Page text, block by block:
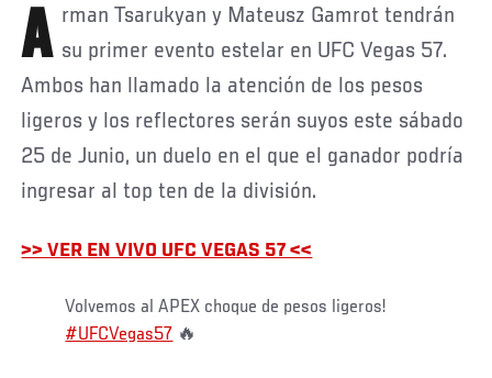
Arman Tsarukyan y Mateusz Gamrot tendrán su primer evento estelar en UFC Vegas 57.
Ambos han llamado la atención de los pesos
ligeros y los reflectores serán suyos este sábado
25 de Junio, un duelo en el que el ganador podría
ingresar al top ten de la división.
>> VER EN VIVO UFC VEGAS 57 <<
Volvemos al APEX choque de pesos ligeros!
#UFCVegas57 🔥